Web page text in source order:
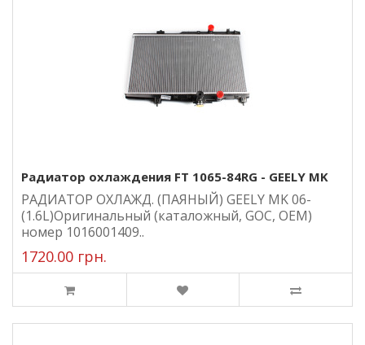
Радиатор охлаждения FT 1065-84RG - GEELY MK
РАДИАТОР ОХЛАЖД. (ПАЯНЫЙ) GEELY MK 06-
(1.6L)Оригинальный (каталожный, GOC, ОЕМ)
номер 1016001409..
1720.00 грн.